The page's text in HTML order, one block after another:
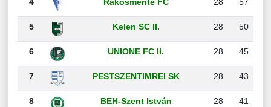
5 Kelen SC II. 28 50
6 UNIONE FC II. 28 45
7 PESTSZENTIMREI SK 28 43
8 BEH-Szent István 28 41